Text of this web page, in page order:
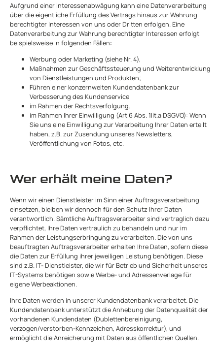
Aufgrund einer Interessenabwägung kann eine Datenverarbeitung
über die eigentliche Erfüllung des Vertrags hinaus zur Wahrung
berechtigter Interessen von uns oder Dritten erfolgen. Eine
Datenverarbeitung zur Wahrung berechtigter Interessen erfolgt
beispielsweise in folgenden Fällen:
Werbung oder Marketing (siehe Nr. 4),
Maßnahmen zur Geschäftssteuerung und Weiterentwicklung
von Dienstleistungen und Produkten;
Führen einer konzernweiten Kundendatenbank zur
Verbesserung des Kundenservice
im Rahmen der Rechtsverfolgung.
im Rahmen Ihrer Einwilligung (Art 6 Abs. 1lit.a DSGVO): Wenn
Sie uns eine Einwilligung zur Verarbeitung Ihrer Daten erteilt
haben, z.B. zur Zusendung unseres Newsletters,
Veröffentlichung von Fotos, etc.
Wer erhält meine Daten?
Wenn wir einen Dienstleister im Sinn einer Auftragsverarbeitung
einsetzen, bleiben wir dennoch für den Schutz Ihrer Daten
verantwortlich. Sämtliche Auftragsverarbeiter sind vertraglich dazu
verpflichtet, Ihre Daten vertraulich zu behandeln und nur im
Rahmen der Leistungserbringung zu verarbeiten. Die von uns
beauftragten Auftragsverarbeiter erhalten Ihre Daten, sofern diese
die Daten zur Erfüllung ihrer jeweiligen Leistung benötigen. Diese
sind z.B. IT- Dienstleister, die wir für Betrieb und Sicherheit unseres
IT-Systems benötigen sowie Werbe- und Adressenverlage für
eigene Werbeaktionen.
Ihre Daten werden in unserer Kundendatenbank verarbeitet. Die
Kundendatenbank unterstützt die Anhebung der Datenqualität der
vorhandenen Kundendaten (Dublettenbereinigung,
verzogen/verstorben-Kennzeichen, Adresskorrektur), und
ermöglicht die Anreicherung mit Daten aus öffentlichen Quellen.